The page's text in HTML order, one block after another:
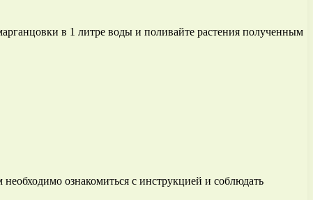
в 1 литре воды и поливайте растения полученным
ознакомиться с инструкцией и соблюдать